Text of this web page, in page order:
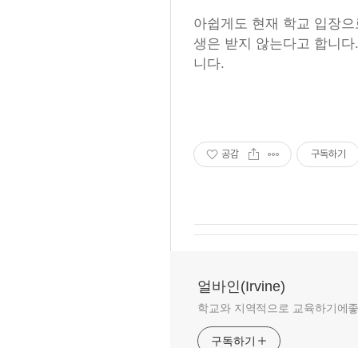
아쉽게도 현재 학교 입장
생은 받지 않는다고 합니
니다.
공감 구독하기
얼바인(Irvine)
학교와 지역적으로 교육하기에
구독하기